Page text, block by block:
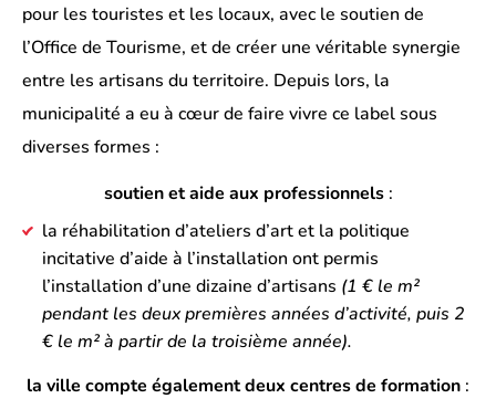
pour les touristes et les locaux, avec le soutien de
l’Office de Tourisme, et de créer une véritable synergie
entre les artisans du territoire. Depuis lors, la
municipalité a eu à cœur de faire vivre ce label sous
diverses formes :
soutien et aide aux professionnels:
la réhabilitation d’ateliers d’art et la politique
incitative d’aide à l’installation ont permis
l’installation d’une dizaine d’artisans (1 € le m²
pendant les deux premières années d’activité, puis 2
€ le m² à partir de la troisième année).
la ville compte également deux centres de formation :